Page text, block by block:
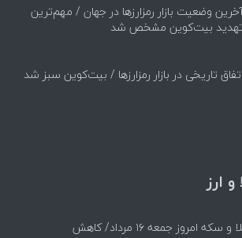
وضعیت بازار رمزارزها در جهان / مهم‌ترین
تهدید بیت‌کوین مشخص شد
اتفاق تاریخی در بازار رمزارزها / بیت‌کوین سبز شد
و ارز
قیمت طلا و سکه امروز جمعه ۱۶ مرداد/ کاهش